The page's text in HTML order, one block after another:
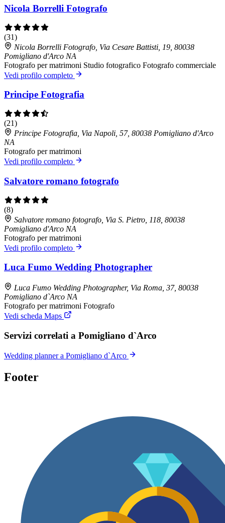
Nicola Borrelli Fotografo
(31)
Nicola Borrelli Fotografo, Via Cesare Battisti, 19, 80038
Pomigliano d'Arco NA
Fotografo per matrimoni Studio fotografico Fotografo commerciale
Vedi profilo completo
Principe Fotografia
(21)
Principe Fotografia, Via Napoli, 57, 80038 Pomigliano d'Arco
NA
Fotografo per matrimoni
Vedi profilo completo
Salvatore romano fotografo
(8)
Salvatore romano fotografo, Via S. Pietro, 118, 80038
Pomigliano d'Arco NA
Fotografo per matrimoni
Vedi profilo completo
Luca Fumo Wedding Photographer
Luca Fumo Wedding Photographer, Via Roma, 37, 80038
Pomigliano d`Arco NA
Fotografo per matrimoni Fotografo
Vedi scheda Maps
Servizi correlati a Pomigliano d`Arco
Wedding planner a Pomigliano d`Arco
Footer